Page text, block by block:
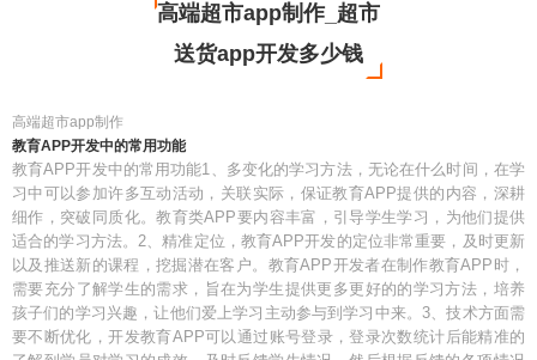
高端超市app制作_超市
送货app开发多少钱
高端超市app制作
教育APP开发中的常用功能
教育APP开发中的常用功能1、多变化的学习方法，无论在什么时间，在学
习中可以参加许多互动活动，关联实际，保证教育APP提供的内容，深耕
细作，突破同质化。教育类APP要内容丰富，引导学生学习，为他们提供
适合的学习方法。2、精准定位，教育APP开发的定位非常重要，及时更新
以及推送新的课程，挖掘潜在客户。教育APP开发者在制作教育APP时，
需要充分了解学生的需求，旨在为学生提供更多更好的的学习方法，培养
孩子们的学习兴趣，让他们爱上学习主动参与到学习中来。3、技术方面需
要不断优化，开发教育APP可以通过账号登录，登录次数统计后能精准的